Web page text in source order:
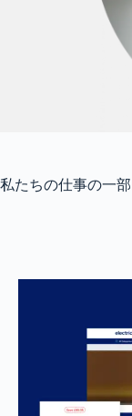
私たちの仕事の一部